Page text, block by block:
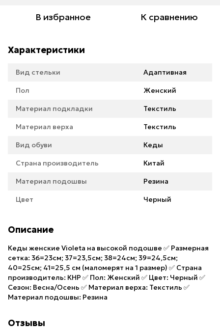
В избранное К сравнению
Характеристики
Вид стельки Адаптивная
Пол Женский
Материал подкладки Текстиль
Материал верха Текстиль
Вид обуви Кеды
Страна производитель Китай
Материал подошвы Резина
Цвет Черный
Описание
Кеды женские Violeta на высокой подошве ✅ Размерная
сетка: 36=23см; 37=23,5см; 38=24см; 39=24,5см;
40=25см; 41=25,5 см (маломерят на 1 размер) ✅ Страна
производитель: КНР ✅ Пол: Женский ✅ Цвет: Черный ✅
Сезон: Весна/Осень ✅ Материал верха: Текстиль ✅
Материал подошвы: Резина
Отзывы